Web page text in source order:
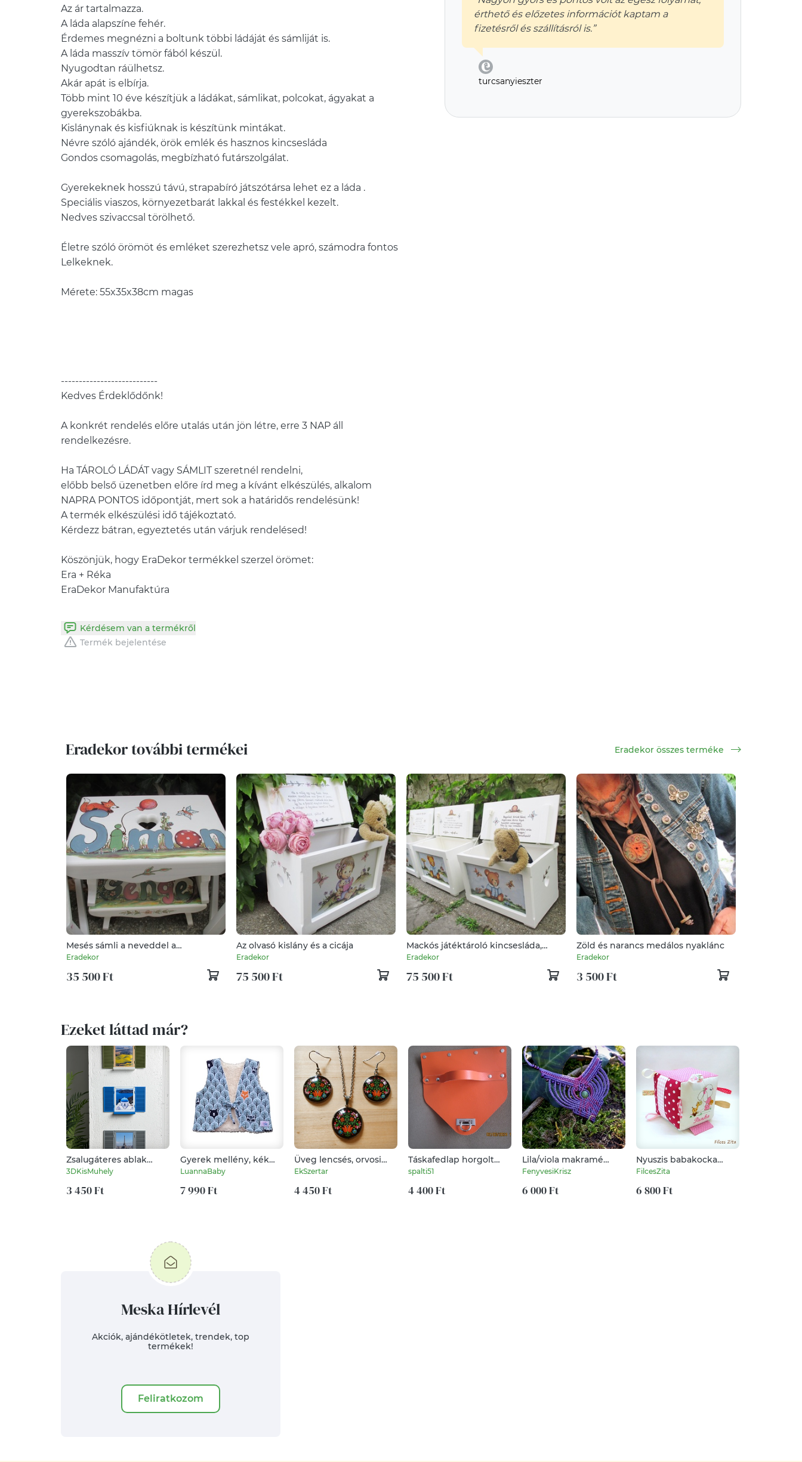
Az ár tartalmazza.
A láda alapszíne fehér.
Érdemes megnézni a boltunk többi ládáját és sámliját is.
A láda masszív tömör fából készül.
Nyugodtan ráülhetsz.
Akár apát is elbírja.
Több mint 10 éve készítjük a ládákat, sámlikat, polcokat, ágyakat a
gyerekszobákba.
Kislánynak és kisfiúknak is készítünk mintákat.
Névre szóló ajándék, örök emlék és hasznos kincsesláda
Gondos csomagolás, megbízható futárszolgálat.
Gyerekeknek hosszú távú, strapabíró játszótársa lehet ez a láda .
Speciális viaszos, környezetbarát lakkal és festékkel kezelt.
Nedves szivaccsal törölhető.
Életre szóló örömöt és emléket szerezhetsz vele apró, számodra fontos
Lelkeknek.
Mérete: 55x35x38cm magas
---------------------------
Kedves Érdeklődőnk!
A konkrét rendelés előre utalás után jön létre, erre 3 NAP áll
rendelkezésre.
Ha TÁROLÓ LÁDÁT vagy SÁMLIT szeretnél rendelni,
előbb belső üzenetben előre írd meg a kívánt elkészülés, alkalom
NAPRA PONTOS időpontját, mert sok a határidős rendelésünk!
A termék elkészülési idő tájékoztató.
Kérdezz bátran, egyeztetés után várjuk rendelésed!
Köszönjük, hogy EraDekor termékkel szerzel örömet:
Era + Réka
EraDekor Manufaktúra
Kérdésem van a termékről
Termék bejelentése
érthető és előzetes információt kaptam a
fizetésről és szállításról is.”
turcsanyieszter
Eradekor további termékei Eradekor összes terméke
Mesés sámli a neveddel a
keresztelődre
Eradekor
35 500 Ft
Az olvasó kislány és a cicája
Eradekor
75 500 Ft
Mackós játéktároló kincsesláda,
ajándék keresztelő
Eradekor
75 500 Ft
Zöld és narancs medálos nyaklánc
Eradekor
3 500 Ft
Ezeket láttad már?
Zsalugáteres ablak
képkeret / Képkeret /
3DKisMuhely
3 450 Ft
Gyerek mellény, kék
meseerdő, LuannaBaby
LuannaBaby
7 990 Ft
Üveg lencsés, orvosi
acél nyaklánc és
motívummal
EkSzertar
4 450 Ft
Táskafedlap horgolt
táskákhoz -csodás
tavaszi színekben
spalti51
4 400 Ft
Lila/viola makramé
nyaklánc
FenyvesiKrisz
6 000 Ft
Nyuszis babakocka
hímzett névvel - pamut
FilcesZita
6 800 Ft
Meska Hírlevél
Akciók, ajándékötletek, trendek, top
termékek!
Feliratkozom